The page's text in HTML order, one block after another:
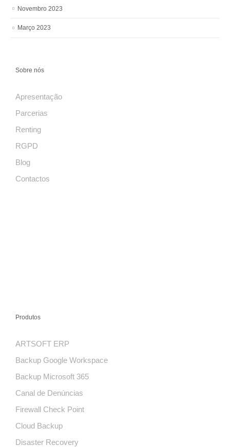
Novembro 2023
Março 2023
Sobre nós
Apresentação
Parcerias
Renting
RGPD
Blog
Contactos
Produtos
ARTSOFT ERP
Backup Google Workspace
Backup Microsoft 365
Canal de Denúncias
Firewall Check Point
Cloud Backup
Disaster Recovery